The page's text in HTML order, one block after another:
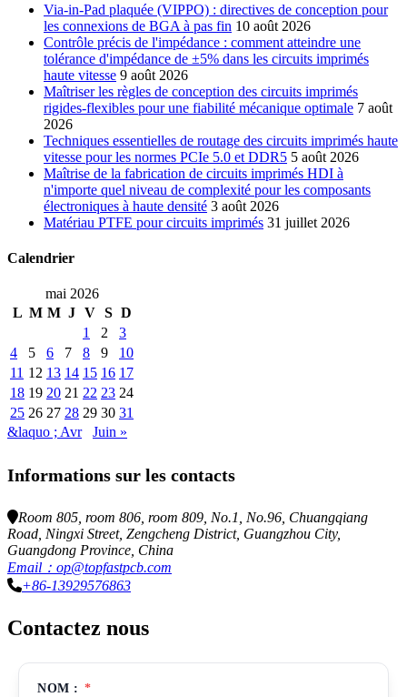
Via-in-Pad plaquée (VIPPO) : directives de conception pour
les connexions de BGA à pas fin 10 août 2026
Contrôle précis de l'impédance : comment atteindre une
tolérance d'impédance de ±5% dans les circuits imprimés
haute vitesse 9 août 2026
Maîtriser les règles de conception des circuits imprimés
rigides-flexibles pour une fiabilité mécanique optimale 7 août
2026
Techniques essentielles de routage des circuits imprimés haute
vitesse pour les normes PCIe 5.0 et DDR5 5 août 2026
Maîtrise de la fabrication de circuits imprimés HDI à
n'importe quel niveau de complexité pour les composants
électroniques à haute densité 3 août 2026
Matériau PTFE pour circuits imprimés 31 juillet 2026
Calendrier
mai 2026
L M M J V S D
1
2
3
4
5 6 7 8 9
10
11 12 13 14 15 16 17
18 19 20 21 22 23 24
25 26 27 28 29 30 31
&laquo ; Avr
Juin »
Informations sur les contacts
Room 805, room 806, room 809, No.1, No.96, Chuangqiang
Road, Ningxi Street, Zengcheng District, Guangzhou City,
Guangdong Province, China
Email：op@topfastpcb.com
+86-13929576863
Contactez nous
NOM : *